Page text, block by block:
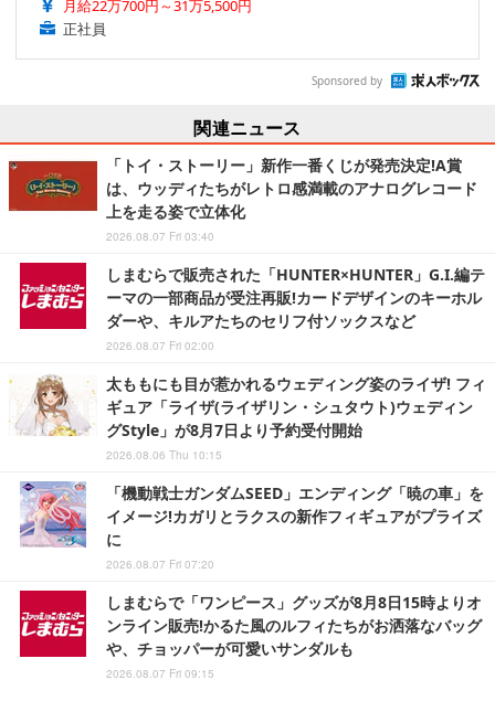
月給22万700円～31万5,500円
正社員
Sponsored by
関連ニュース
「トイ・ストーリー」新作一番くじが発売決定!A賞
は、ウッディたちがレトロ感満載のアナログレコード
上を走る姿で立体化
2026.08.07 Fri 03:40
しまむらで販売された「HUNTER×HUNTER」G.I.編テ
ーマの一部商品が受注再販!カードデザインのキーホル
ダーや、キルアたちのセリフ付ソックスなど
2026.08.07 Fri 02:00
太ももにも目が惹かれるウェディング姿のライザ! フィ
ギュア「ライザ(ライザリン・シュタウト)ウェディン
グStyle」が8月7日より予約受付開始
2026.08.06 Thu 10:15
「機動戦士ガンダムSEED」エンディング「暁の車」を
イメージ!カガリとラクスの新作フィギュアがプライズ
に
2026.08.07 Fri 07:20
しまむらで「ワンピース」グッズが8月8日15時よりオ
ンライン販売!かるた風のルフィたちがお洒落なバッグ
や、チョッパーが可愛いサンダルも
2026.08.07 Fri 09:15